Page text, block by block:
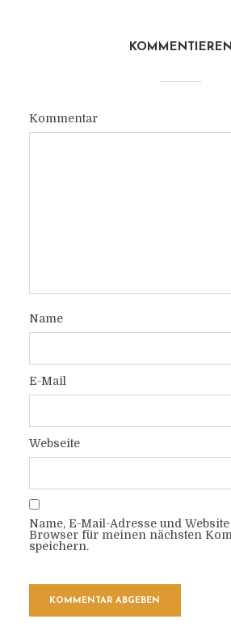
KOMMENTIEREN
Kommentar
Name
E-Mail
Webseite
Name, E-Mail-Adresse und
Browser für meinen nächsten
speichern.